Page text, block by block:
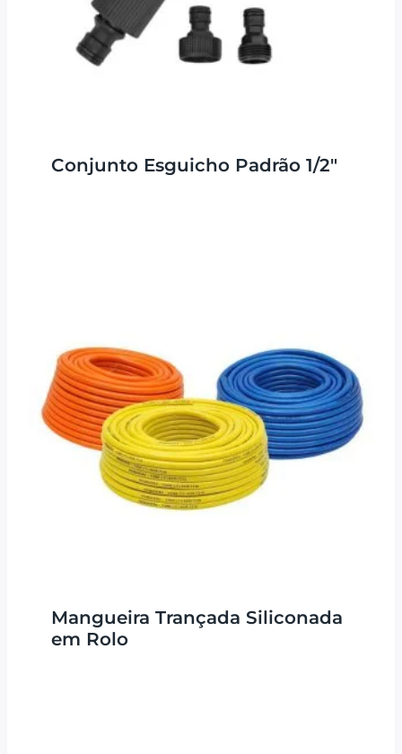
Conjunto Esguicho Padrão 1/2″
Mangueira Trançada Siliconada
em Rolo